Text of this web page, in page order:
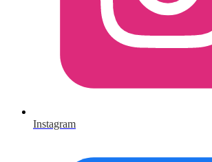
Instagram